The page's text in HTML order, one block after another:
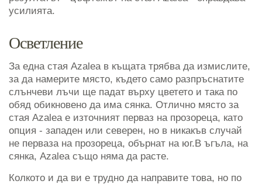
усилията.
Осветление
За една стая Azalea в къщата трябва да измислите,
за да намерите място, където само разпръснатите
слънчеви лъчи ще падат върху цветето и така по
обяд обикновено да има сянка. Отлично място за
стая Azalea е източният перваз на прозореца, като
опция - западен или северен, но в никакъв случай
не перваза на прозореца, обърнат на юг.В ъгъла, на
сянка, Azalea също няма да расте.
Колкото и да ви е трудно да направите това, но по